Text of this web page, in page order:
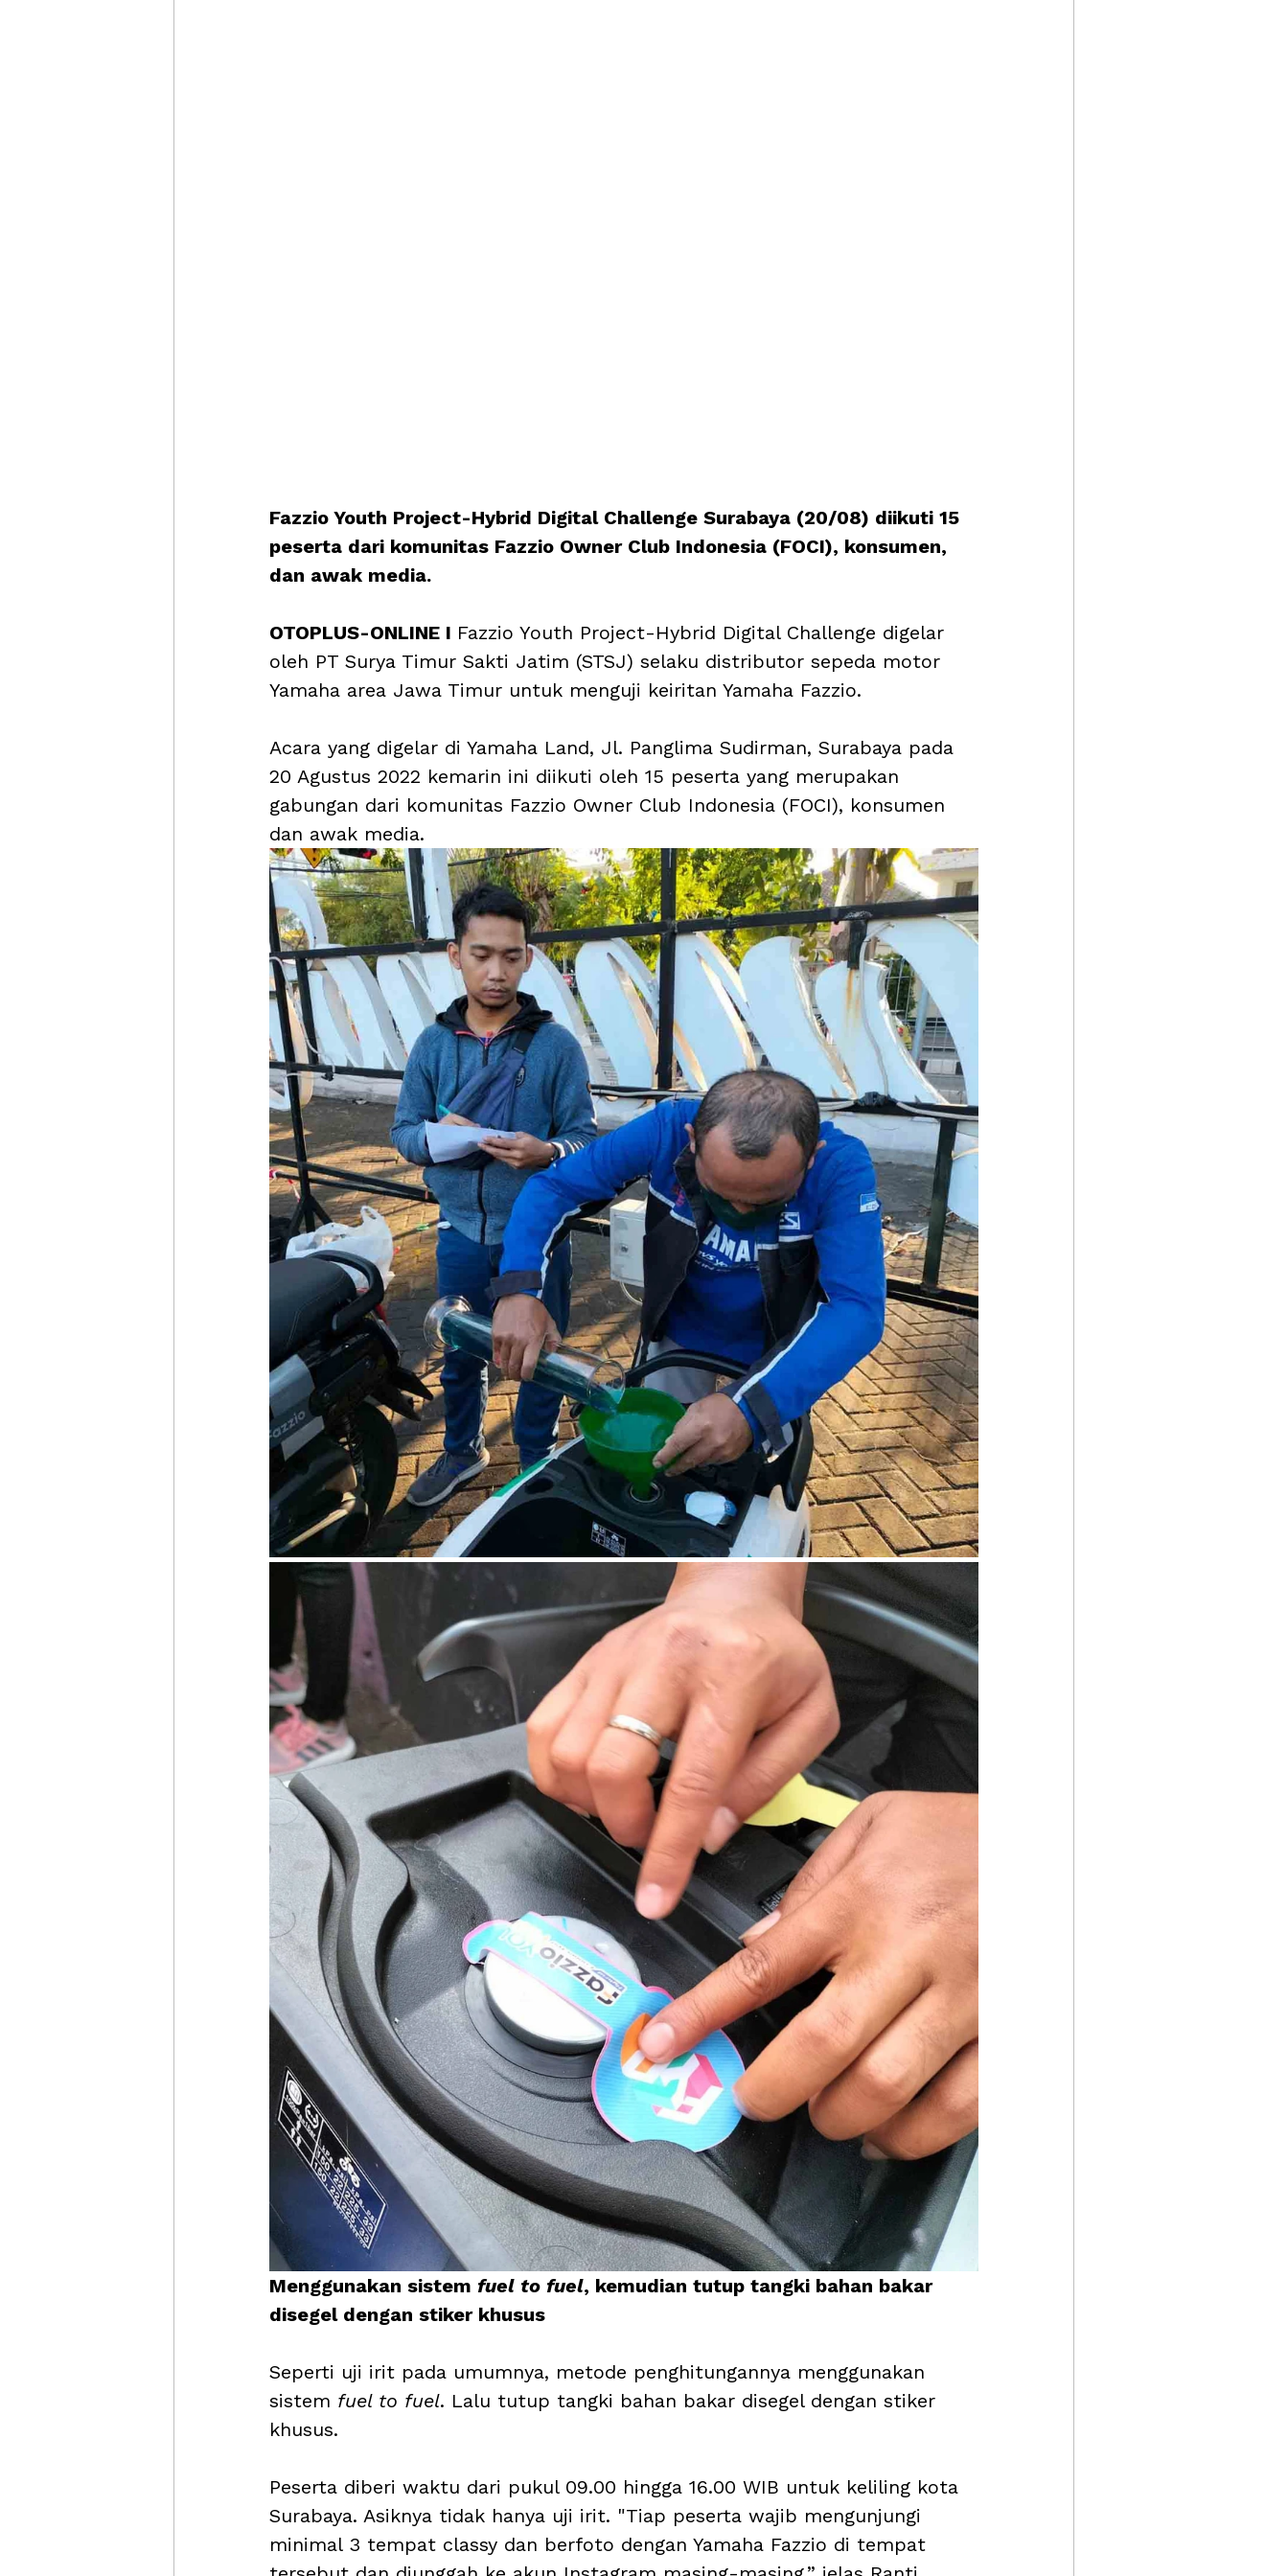
Fazzio Youth Project-Hybrid Digital Challenge Surabaya (20/08) diikuti 15
peserta dari komunitas Fazzio Owner Club Indonesia (FOCI), konsumen,
dan awak media.
OTOPLUS-ONLINE I Fazzio Youth Project-Hybrid Digital Challenge digelar
oleh PT Surya Timur Sakti Jatim (STSJ) selaku distributor sepeda motor
Yamaha area Jawa Timur untuk menguji keiritan Yamaha Fazzio.
Acara yang digelar di Yamaha Land, Jl. Panglima Sudirman, Surabaya pada
20 Agustus 2022 kemarin ini diikuti oleh 15 peserta yang merupakan
gabungan dari komunitas Fazzio Owner Club Indonesia (FOCI), konsumen
dan awak media.
Menggunakan sistem fuel to fuel, kemudian tutup tangki bahan bakar
disegel dengan stiker khusus
Seperti uji irit pada umumnya, metode penghitungannya menggunakan
sistem fuel to fuel. Lalu tutup tangki bahan bakar disegel dengan stiker
khusus.
Peserta diberi waktu dari pukul 09.00 hingga 16.00 WIB untuk keliling kota
Surabaya. Asiknya tidak hanya uji irit. "Tiap peserta wajib mengunjungi
minimal 3 tempat classy dan berfoto dengan Yamaha Fazzio di tempat